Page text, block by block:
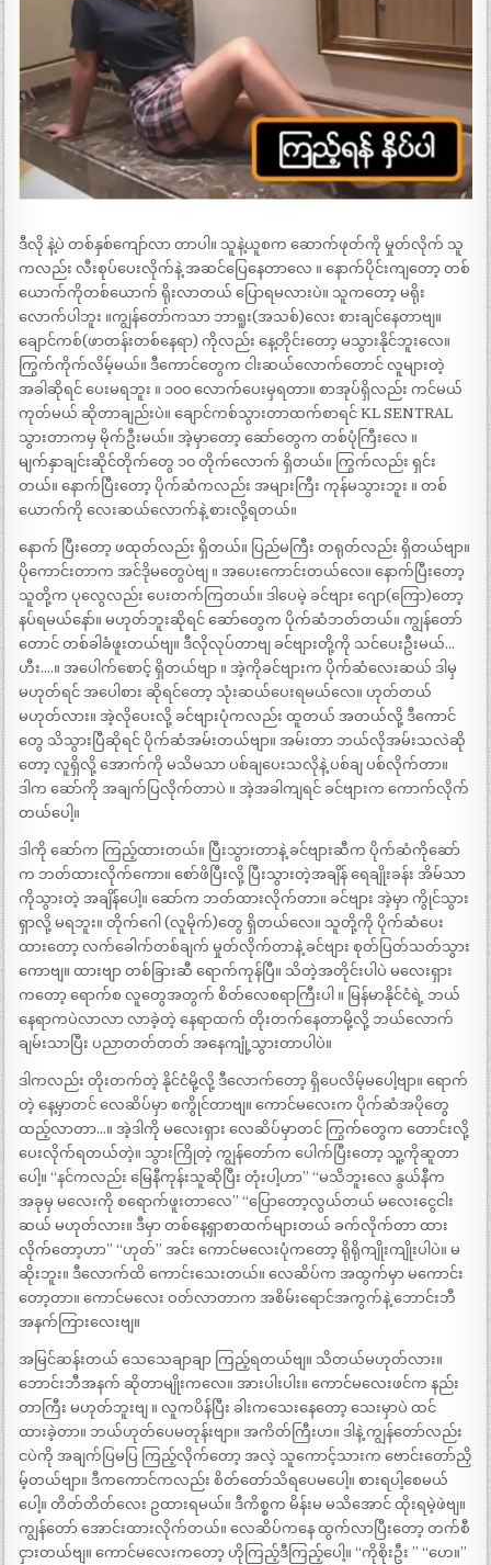
ဒီလို နဲ့ပဲ တစ်နှစ်ကျော်လာ တာပါ။ သူနဲ့ယူစက ဆောက်ဖုတ်ကို မှုတ်လိုက် သူ
ကလည်း လီးစုပ်ပေးလိုက်နဲ့ အဆင်ပြေနေတာလေ ။ နောက်ပိုင်းကျတော့ တစ်
ယောက်ကိုတစ်ယောက် ရိုးလာတယ် ပြောရမလားပဲ။ သူကတော့ မရိုး
လောက်ပါဘူး ။ကျွန်တော်ကသာ ဘာရူး(အသစ်)လေး စားချင်နေတာဗျ။
ချောင်ကစ်(ဖာတန်းတစ်နေရာ) ကိုလည်း နေ့တိုင်းတော့ မသွားနိုင်ဘူးလေ။
ကြွက်ကိုက်လိမ့်မယ်။ ဒီကောင်တွေက ငါးဆယ်လောက်တောင် လူများတဲ့
အခါဆိုရင် ပေးမရဘူး ။ ၁၀၀ လောက်ပေးမှရတာ။ စာအုပ်ရှိလည်း ကင်မယ်
ကုတ်မယ် ဆိုတာချည်းပဲ။ ချောင်ကစ်သွားတာထက်စာရင် KL SENTRAL
သွားတာကမှ မိုက်ဦးမယ်။ အဲ့မှာတော့ ဆော်တွေက တစ်ပုံကြီးလေ ။
မျက်နှာချင်းဆိုင်တိုက်တွေ ၁၀ တိုက်လောက် ရှိတယ်။ ကြွက်လည်း ရှင်း
တယ်။ နောက်ပြီးတော့ ပိုက်ဆံကလည်း အများကြီး ကုန်မသွားဘူး ။ တစ်
ယောက်ကို လေးဆယ်လောက်နဲ့ စားလို့ရတယ်။
နောက် ပြီးတော့ ဖထုတ်လည်း ရှိတယ်။ ပြည်မကြီး တရုတ်လည်း ရှိတယ်ဗျာ။
ပိုကောင်းတာက အင်ဒိုမတွေပဲဗျ ။ အပေးကောင်းတယ်လေ။ နောက်ပြီးတော့
သူတို့က ပုလွေလည်း ပေးတက်ကြတယ်။ ဒါပေမဲ့ ခင်ဗျား ဂျော(ကြော)တော့
နပ်ရမယ်နော်။ မဟုတ်ဘူးဆိုရင် ဆော်တွေက ပိုက်ဆံဘတ်တယ်။ ကျွန်တော်
တောင် တစ်ခါခံဖူးတယ်ဗျ။ ဒီလိုလုပ်တာဗျ ခင်ဗျားတို့ကို သင်ပေးဦးမယ်…
ဟီး….။ အပေါက်စောင့် ရှိတယ်ဗျာ ။ အဲ့ကိုခင်ဗျားက ပိုက်ဆံလေးဆယ် ဒါမှ
မဟုတ်ရင် အပေါစား ဆိုရင်တော့ သုံးဆယ်ပေးရမယ်လေ။ ဟုတ်တယ်
မဟုတ်လား။ အဲ့လိုပေးလို့ ခင်ဗျားပုံကလည်း ထူတယ် အတယ်လို့ ဒီကောင်
တွေ သိသွားပြီဆိုရင် ပိုက်ဆံအမ်းတယ်ဗျာ။ အမ်းတာ ဘယ်လိုအမ်းသလဲဆို
တော့ လူရှိလို့ အောက်ကို မသိမသာ ပစ်ချပေးသလိုနဲ့ ပစ်ချ ပစ်လိုက်တာ။
ဒါက ဆော်ကို အချက်ပြလိုက်တာပဲ ။ အဲ့အခါကျရင် ခင်ဗျားက ကောက်လိုက်
တယ်ပေါ့။
ဒါကို ဆော်က ကြည့်ထားတယ်။ ပြီးသွားတာနဲ့ ခင်ဗျားဆီက ပိုက်ဆံကိုဆော်
က ဘတ်ထားလိုက်ကော။ စော်ဖိပြီးလို့ ပြီးသွားတဲ့အချိန် ရေချိုးခန်း အိမ်သာ
ကိုသွားတဲ့ အချိန်ပေါ့။ ဆော်က ဘတ်ထားလိုက်တာ။ ခင်ဗျား အဲ့မှာ ကွိုင်သွား
ရှာလို့ မရဘူး။ တိုက်ဂေါ (လူမိုက်)တွေ ရှိတယ်လေ။ သူတို့ကို ပိုက်ဆံပေး
ထားတော့ လက်ခေါက်တစ်ချက် မှုတ်လိုက်တာနဲ့ ခင်ဗျား စုတ်ပြတ်သတ်သွား
ကောဗျ။ ထားဗျာ တစ်ခြားဆီ ရောက်ကုန်ပြီ။ သိတဲ့အတိုင်းပါပဲ မလေးရှား
ကတော့ ရောက်စ လူတွေအတွက် စိတ်လေစရာကြီးပါ ။ မြန်မာနိုင်ငံရဲ့ ဘယ်
နေရာကပဲလာလာ လာခဲ့တဲ့ နေရာထက် တိုးတက်နေတာမို့လို့ ဘယ်လောက်
ချမ်းသာပြီး ပညာတတ်တတ် အနေကျုံ့သွားတာပါပဲ။
ဒါကလည်း တိုးတက်တဲ့ နိုင်ငံမို့လို့ ဒီလောက်တော့ ရှိပေလိမ့်မပေါ့ဗျာ။ ရောက်
တဲ့ နေ့မှာတင် လေဆိပ်မှာ စကွိုင်တာဗျ။ ကောင်မလေးက ပိုက်ဆံအပိုတွေ
ထည့်လာတာ…။ အဲ့ဒါကို မလေးရှား လေဆိပ်မှာတင် ကြွက်တွေက တောင်းလို့
ပေးလိုက်ရတယ်တဲ့။ သွားကြိုတဲ့ ကျွန်တော်က ပေါက်ပြီးတော့ သူ့ကိုဆူတာ
ပေါ့။ “နင်ကလည်း မြေနီကုန်းသူဆိုပြီး တုံးပါ့ဟာ” “မသိဘူးလေ နွယ်နီက
အခုမှ မလေးကို စရောက်ဖူးတာလေ” “ပြောတော့လွယ်တယ် မလေးငွေငါး
ဆယ် မဟုတ်လား။ ဒီမှာ တစ်နေ့ရှာစာထက်များတယ် ခက်လိုက်တာ ထား
လိုက်တော့ဟာ” “ဟုတ်” အင်း ကောင်မလေးပုံကတော့ ရိုရိုကျိုးကျိုးပါပဲ။ မ
ဆိုးဘူး။ ဒီလောက်ထိ ကောင်းသေးတယ်။ လေဆိပ်က အထွက်မှာ မကောင်း
တော့တာ။ ကောင်မလေး ဝတ်လာတာက အစိမ်းရောင်အကွက်နဲ့ ဘောင်းဘီ
အနက်ကြားလေးဗျ။
အမြင်ဆန်းတယ် သေသေချာချာ ကြည့်ရတယ်ဗျ။ သိတယ်မဟုတ်လား။
ဘောင်းဘီအနက် ဆိုတာမျိုးကလေ။ အားပါးပါး။ ကောင်မလေးဖင်က နည်း
တာကြီး မဟုတ်ဘူးဗျ ။ လူကပိန်ပြီး ခါးကသေးနေတော့ သေးမှာပဲ ထင်
ထားခဲ့တာ။ ဘယ်ဟုတ်ပေမတုန်းဗျာ။ အကိတ်ကြီးဟ။ ဒါနဲ့ ကျွန်တော်လည်း
ငပဲကို အချက်ပြမပြ ကြည့်လိုက်တော့ အလဲ့ သူကောင့်သားက ဗောင်းတော်ညှိ
မ့်တယ်ဗျာ။ ဒီကကောင်ကလည်း စိတ်တော်သိရပေမပေါ့။ စားရပါ့စေမယ်
ပေါ့။ တိတ်တိတ်လေး ဥထားရမယ်။ ဒီကိစ္စက မိန်းမ မသိအောင် ထိုးရမဲ့ဖဲဗျ။
ကျွန်တော် အောင်းထားလိုက်တယ်။ လေဆိပ်ကနေ ထွက်လာပြီးတော့ တက်စီ
ငှားတယ်ဗျ။ ကောင်မလေးကတော့ ဟိုကြည့်ဒီကြည့်ပေါ့။ “ကိုစိုးဦး ” “ဟေ။”